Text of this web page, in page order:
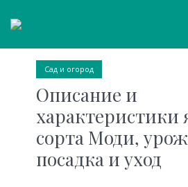
Сад и огород
Описание и
характеристики
сорта Моди,
посадка и уход